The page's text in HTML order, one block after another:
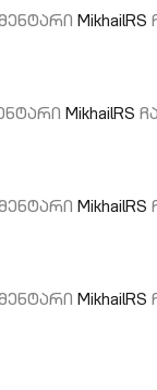
MikhailRS
MikhailRS
MikhailRS
MikhailRS